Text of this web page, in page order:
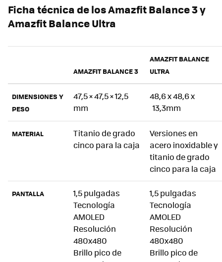
Ficha técnica de los Amazfit Balance 3 y
Amazfit Balance Ultra
AMAZFIT BALANCE 3
AMAZFIT BALANCE
ULTRA
DIMENSIONES Y
PESO
47,5 × 47,5 × 12,5
mm
48,6 x 48,6 x
13,3mm
MATERIAL
Titanio de grado
cinco para la caja
Versiones en
acero inoxidable y
titanio de grado
cinco para la caja
PANTALLA
1,5 pulgadas
Tecnología
AMOLED
Resolución
480x480
Brillo pico de
1,5 pulgadas
Tecnología
AMOLED
Resolución
480x480
Brillo pico de